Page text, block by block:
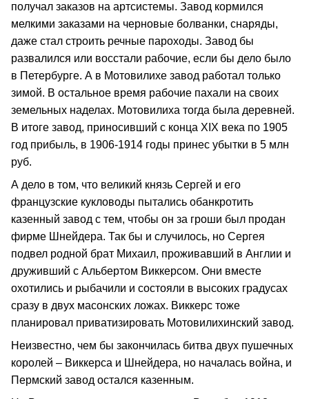
получал заказов на артсистемы. Завод кормился
мелкими заказами на черновые болванки, снаряды,
даже стал строить речные пароходы. Завод бы
развалился или восстали рабочие, если бы дело было
в Петербурге. А в Мотовилихе завод работал только
зимой. В остальное время рабочие пахали на своих
земельных наделах. Мотовилиха тогда была деревней.
В итоге завод, приносивший с конца XIX века по 1905
год прибыль, в 1906-1914 годы принес убытки в 5 млн
руб.
А дело в том, что великий князь Сергей и его
французские кукловоды пытались обанкротить
казенный завод с тем, чтобы он за гроши был продан
фирме Шнейдера. Так бы и случилось, но Сергея
подвел родной брат Михаил, проживавший в Англии и
друживший с Альбертом Виккерсом. Они вместе
охотились и рыбачили и состояли в высоких градусах
сразу в двух масонских ложах. Виккерс тоже
планировал приватизировать Мотовилихинский завод.
Неизвестно, чем бы закончилась битва двух пушечных
королей – Виккерса и Шнейдера, но началась война, и
Пермский завод остался казенным.